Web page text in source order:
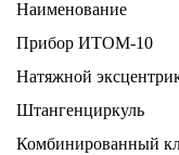
Наименование
Прибор ИТОМ-10
Натяжной
Штангенциркуль
Комбинированный